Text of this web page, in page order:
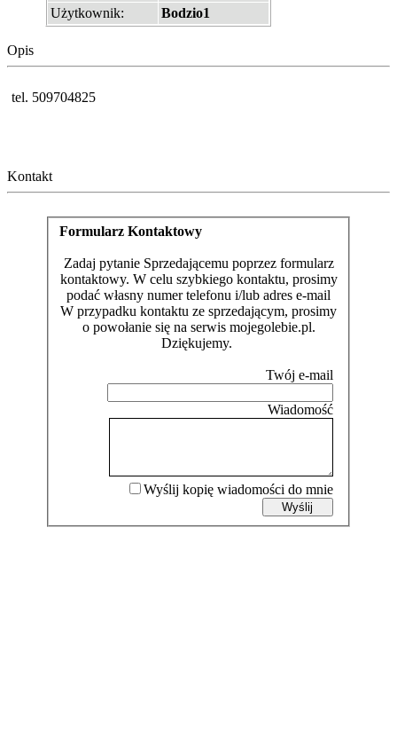
Użytkownik:
Bodzio1
Opis
tel. 509704825
Kontakt
Formularz Kontaktowy
Zadaj pytanie Sprzedającemu poprzez formularz
kontaktowy. W celu szybkiego kontaktu, prosimy
podać własny numer telefonu i/lub adres e-mail
W przypadku kontaktu ze sprzedającym, prosimy
o powołanie się na serwis mojegolebie.pl.
Dziękujemy.
Wiadomość
Wyślij kopię wiadomości do mnie